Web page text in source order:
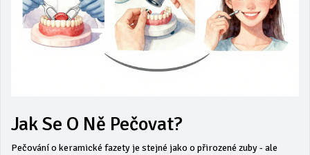
Jak Se O Ně Pečovat?
Pečování o keramické fazety je stejné jako o přirozené zuby - ale